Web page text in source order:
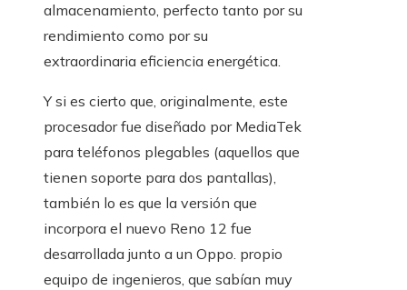
almacenamiento, perfecto tanto por su
rendimiento como por su
extraordinaria eficiencia energética.
Y si es cierto que, originalmente, este
procesador fue diseñado por MediaTek
para teléfonos plegables (aquellos que
tienen soporte para dos pantallas),
también lo es que la versión que
incorpora el nuevo Reno 12 fue
desarrollada junto a un Oppo. propio
equipo de ingenieros, que sabían muy